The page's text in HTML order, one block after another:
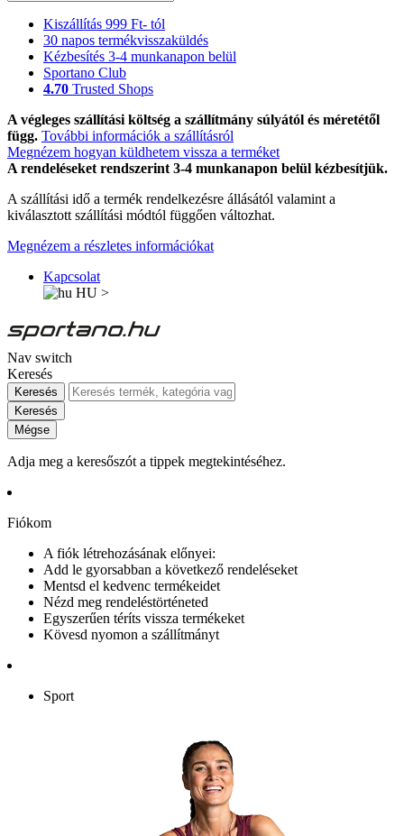
Kiszállítás 999 Ft- tól
30 napos termékvisszaküldés
Kézbesítés 3-4 munkanapon belül
Sportano Club
4.70 Trusted Shops
A végleges szállítási költség a szállítmány súlyától és méretétől
függ. További információk a szállításról
Megnézem hogyan küldhetem vissza a terméket
A rendeléseket rendszerint 3-4 munkanapon belül kézbesítjük.
A szállítási idő a termék rendelkezésre állásától valamint a
kiválasztott szállítási módtól függően változhat.
Megnézem a részletes információkat
Kapcsolat
HU >
Nav switch
Keresés
Keresés
Keresés
Mégse
Adja meg a keresőszót a tippek megtekintéséhez.
Fiókom
A fiók létrehozásának előnyei:
Add le gyorsabban a következő rendeléseket
Mentsd el kedvenc termékeidet
Nézd meg rendeléstörténeted
Egyszerűen téríts vissza termékeket
Kövesd nyomon a szállítmányt
Sport